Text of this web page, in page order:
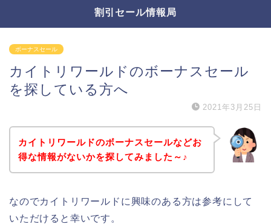
割引セール情報局
ボーナスセール
カイトリワールドのボーナスセール
を探している方へ
2021年3月25日
カイトリワールドのボーナスセールなどお
得な情報がないかを探してみました～♪
なのでカイトリワールドに興味のある方は参考にして
いただけると幸いです。